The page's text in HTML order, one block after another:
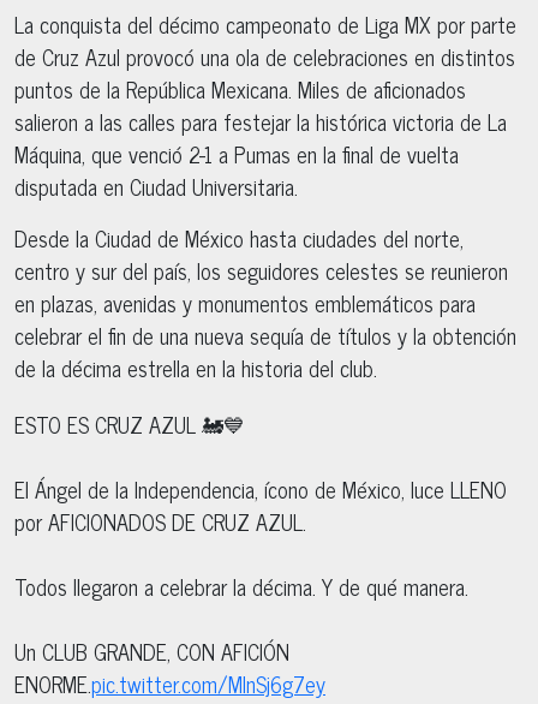
La conquista del décimo campeonato de Liga MX por parte
de Cruz Azul provocó una ola de celebraciones en distintos
puntos de la República Mexicana. Miles de aficionados
salieron a las calles para festejar la histórica victoria de La
Máquina, que venció 2-1 a Pumas en la final de vuelta
disputada en Ciudad Universitaria.
Desde la Ciudad de México hasta ciudades del norte,
centro y sur del país, los seguidores celestes se reunieron
en plazas, avenidas y monumentos emblemáticos para
celebrar el fin de una nueva sequía de títulos y la obtención
de la décima estrella en la historia del club.
ESTO ES CRUZ AZUL 🚂💙
El Ángel de la Independencia, ícono de México, luce LLENO
por AFICIONADOS DE CRUZ AZUL.
Todos llegaron a celebrar la décima. Y de qué manera.
Un CLUB GRANDE, CON AFICIÓN
ENORME.pic.twitter.com/MlnSj6g7ey